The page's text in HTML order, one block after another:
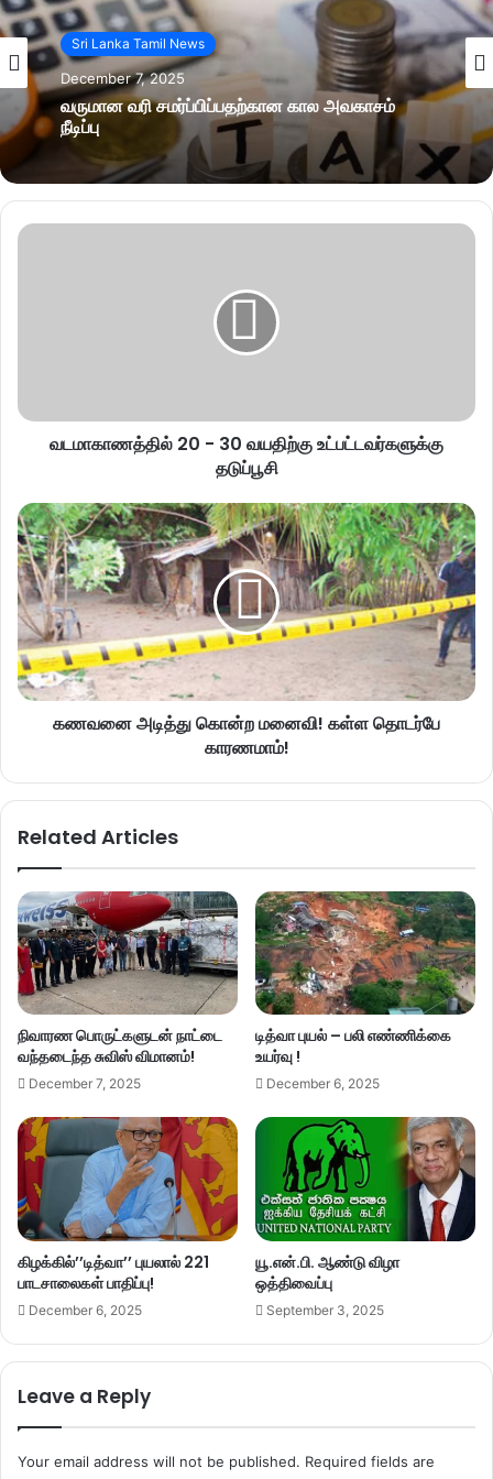
Sri Lanka Tamil News
December 7, 2025
வருமான வரி சமர்ப்பிப்பதற்கான கால அவகாசம்
நீடிப்பு
வடமாகாணத்தில் 20 - 30 வயதிற்கு உட்பட்டவர்களுக்கு
தடுப்பூசி
கணவனை அடித்து கொன்ற மனைவி! கள்ள தொடர்பே
காரணமாம்!
Related Articles
நிவாரண பொருட்களுடன் நாட்டை
வந்தடைந்த சுவிஸ் விமானம்!
December 7, 2025
டித்வா புயல் – பலி எண்ணிக்கை
உயர்வு !
December 6, 2025
கிழக்கில்’’டித்வா’’ புயலால் 221
பாடசாலைகள் பாதிப்பு!
December 6, 2025
யூ.என்.பி. ஆண்டு விழா
ஒத்திவைப்பு
September 3, 2025
Leave a Reply
Your email address will not be published. Required fields are